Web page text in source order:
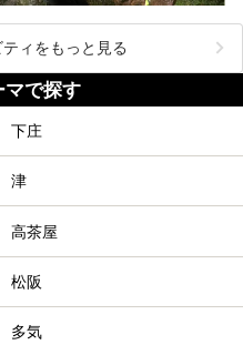
ィをもっと見る
マで探す
下庄
津
高茶屋
松阪
多気